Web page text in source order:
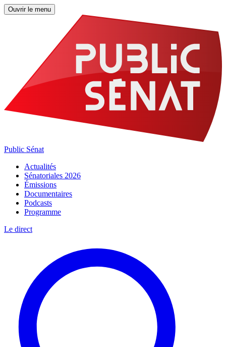
Ouvrir le menu
Public Sénat
Actualités
Sénatoriales 2026
Émissions
Documentaires
Podcasts
Programme
Le direct